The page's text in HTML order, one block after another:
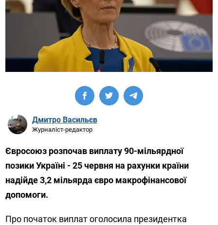
Дмитро Васильєв
Журналіст-редактор
Євросоюз розпочав виплату 90-мільярдної
позики Україні - 25 червня на рахунки країни
надійде 3,2 мільярда євро макрофінансової
допомоги.
Про початок виплат оголосила президентка